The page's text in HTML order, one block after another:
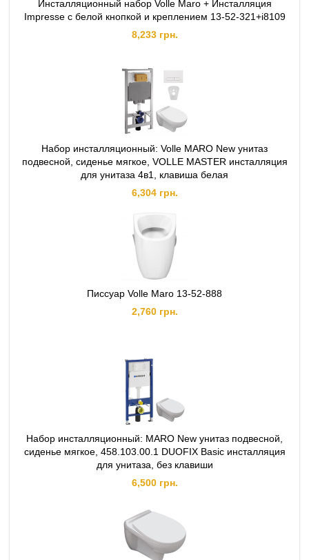
Инсталляционный набор Volle Maro + Инсталляция
Impresse с белой кнопкой и креплением 13-52-321+i8109
8,233 грн.
Набор инсталляционный: Volle MARO New унитаз
подвесной, сиденье мягкое, VOLLE MASTER инсталляция
для унитаза 4в1, клавиша белая
6,304 грн.
Писсуар Volle Maro 13-52-888
2,760 грн.
Набор инсталляционный: MARO New унитаз подвесной,
сиденье мягкое, 458.103.00.1 DUOFIX Basic инсталляция
для унитаза, без клавиши
6,500 грн.